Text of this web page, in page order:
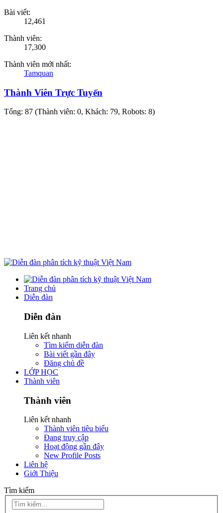
Bài viết:
12,461
Thành viên:
17,300
Thành viên mới nhất:
Tamquan
Thành Viên Trực Tuyến
Tổng: 87 (Thành viên: 0, Khách: 79, Robots: 8)
Trang chủ
Diễn đàn
Diễn đàn
Liên kết nhanh
Tìm kiếm diễn đàn
Bài viết gần đây
Đăng chủ đề
LỚP HỌC
Thành viên
Thành viên
Liên kết nhanh
Thành viên tiêu biểu
Đang truy cập
Hoạt động gần đây
New Profile Posts
Liên hệ
Giới Thiệu
Tìm kiếm